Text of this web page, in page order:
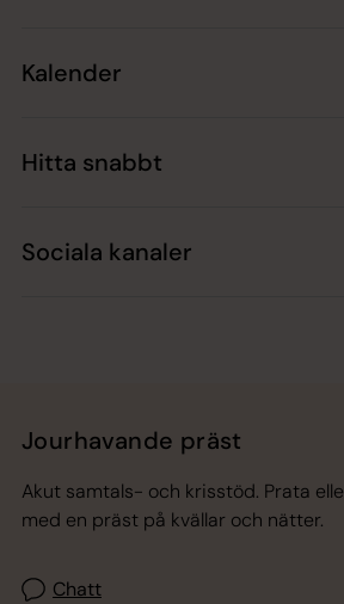
Kalender
Hitta snabbt
Sociala kanaler
Jourhavande präst
Akut samtals- och krisstöd. Prata
med en präst på kvällar och nätter.
Chatt